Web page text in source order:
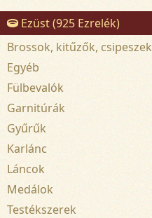
Ezüst (925 Ezrelék)
Brossok, kitűzők, csipeszek
Egyéb
Fülbevalók
Garnitúrák
Gyűrűk
Karlánc
Láncok
Medálok
Testékszerek